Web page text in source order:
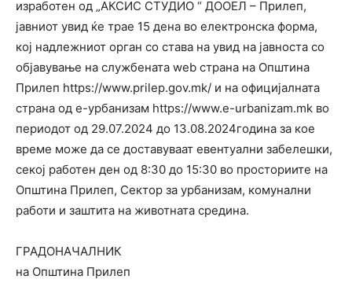
изработен од „АКСИС СТУДИО “ ДООЕЛ – Прилеп,
јавниот увид ќе трае 15 дена во електронска форма,
кој надлежниот орган со става на увид на јавноста со
објавување на службената web страна на Општина
Прилеп https://www.prilep.gov.mk/ и на официјалната
страна од е-урбанизам https://www.e-urbanizam.mk во
периодот од 29.07.2024 до 13.08.2024година за кое
време може да се доставуваат евентуални забелешки,
секој работен ден од 8:30 до 15:30 во просториите на
Општина Прилеп, Сектор за урбанизам, комунални
работи и заштита на животната средина.
ГРАДОНАЧАЛНИК
на Општина Прилеп